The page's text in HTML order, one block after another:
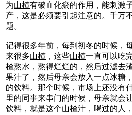
为山楂有破血化瘀的作用，能刺激
产，这是必须要引起注意的。千万
题。
记得很多年前，每到初冬的时候，
来很多山楂 ，这些山楂一直可以吃
楂熬水，熬得烂烂的，然后过滤去
果汁了，然后母亲会放入一点冰糖
的饮料。那个时候，市场上还没有
里的同事来串门的时候，母亲就会
饮料，就是这个山楂汁，喝过的人